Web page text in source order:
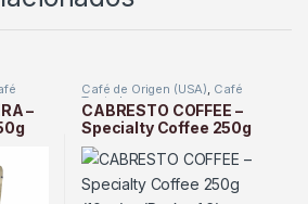
–
Café de Origen (USA), Café
Tostado
CABRESTO COFFEE –
Specialty Coffee 250g
(10oz) – (Pack of 6)